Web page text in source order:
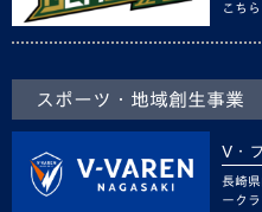
こち
スポーツ・地域創生事業
V・
長崎
ーク